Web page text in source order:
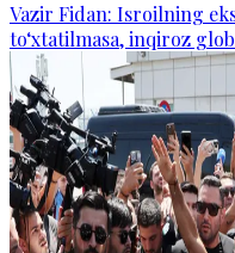
Vazir Fidan: Isroilning
to‘xtatilmasa, inqiroz